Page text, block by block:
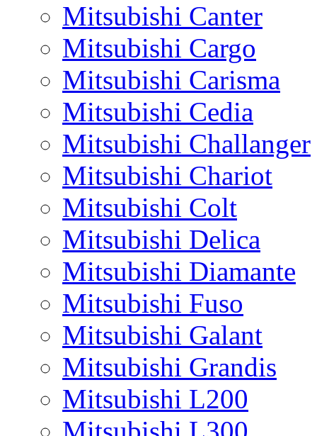
Mitsubishi Canter
Mitsubishi Cargo
Mitsubishi Carisma
Mitsubishi Cedia
Mitsubishi Challanger
Mitsubishi Chariot
Mitsubishi Colt
Mitsubishi Delica
Mitsubishi Diamante
Mitsubishi Fuso
Mitsubishi Galant
Mitsubishi Grandis
Mitsubishi L200